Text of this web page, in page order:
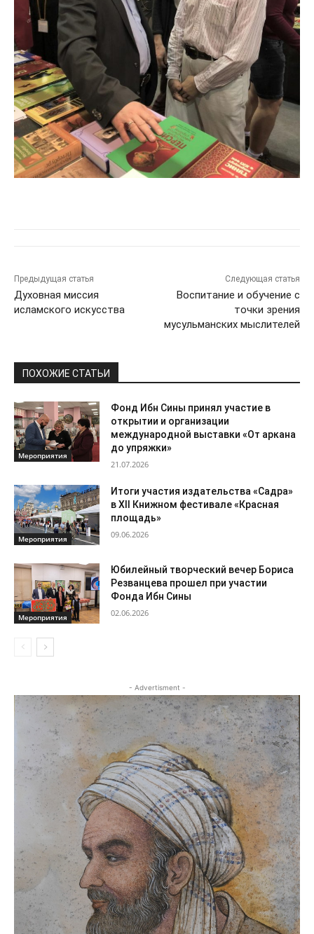
Предыдущая статья
Духовная миссия
исламского искусства
Следующая статья
Воспитание и обучение с
точки зрения
мусульманских мыслителей
ПОХОЖИЕ СТАТЬИ
Мероприятия
Фонд Ибн Сины принял участие в
открытии и организации
международной выставки «От аркана
до упряжки»
21.07.2026
Мероприятия
Итоги участия издательства «Садра»
в XII Книжном фестивале «Красная
площадь»
09.06.2026
Мероприятия
Юбилейный творческий вечер Бориса
Резванцева прошел при участии
Фонда Ибн Сины
02.06.2026
- Advertisment -